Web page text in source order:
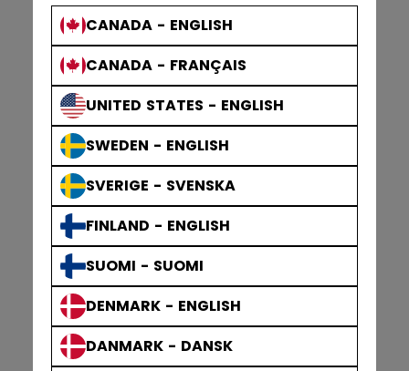
CANADA - ENGLISH
CANADA - FRANÇAIS
UNITED STATES - ENGLISH
SWEDEN - ENGLISH
SVERIGE - SVENSKA
FINLAND - ENGLISH
SUOMI - SUOMI
DENMARK - ENGLISH
DANMARK - DANSK